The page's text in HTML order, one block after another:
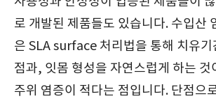
로 개발된 제품들도 있습니다. 수입산
은 SLA surface 처리법을 통해 치유기
점과, 잇몸 형성을 자연스럽게 하는 것
주위 염증이 적다는 점입니다. 단점으